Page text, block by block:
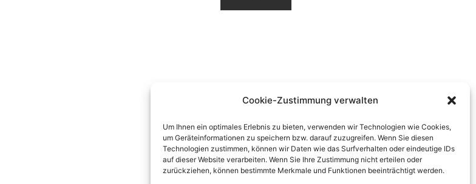
Cookie-Zustimmung verwalten
Um Ihnen ein optimales Erlebnis zu bieten, verwenden wir Technologien wie Cookies,
um Geräteinformationen zu speichern bzw. darauf zuzugreifen. Wenn Sie diesen
Technologien zustimmen, können wir Daten wie das Surfverhalten oder eindeutige IDs
auf dieser Website verarbeiten. Wenn Sie Ihre Zustimmung nicht erteilen oder
zurückziehen, können bestimmte Merkmale und Funktionen beeinträchtigt werden.